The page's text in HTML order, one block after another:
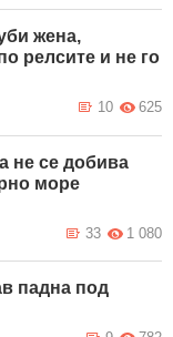
жена,
релсите и не го
625
10
не се добива
море
1 080
33
падна под